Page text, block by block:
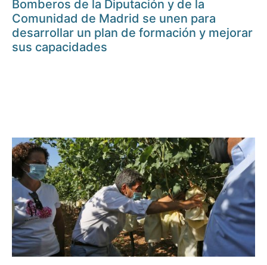
Bomberos de la Diputación y de la
Comunidad de Madrid se unen para
desarrollar un plan de formación y mejorar
sus capacidades